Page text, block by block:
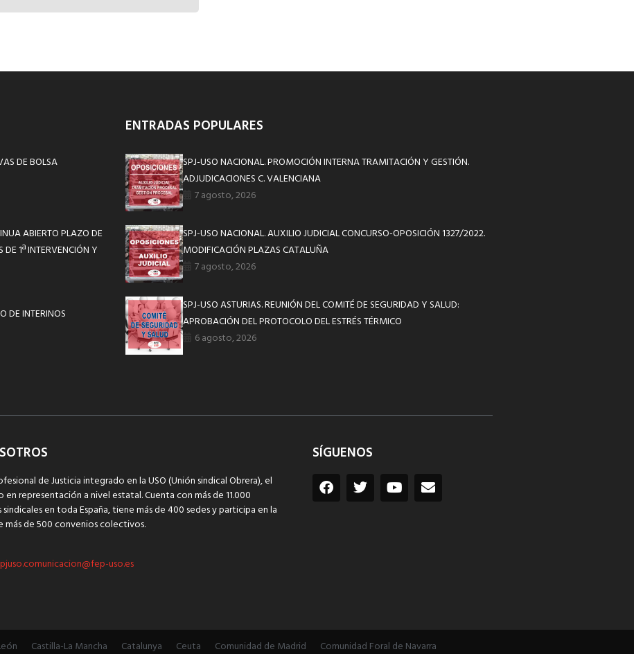
DE BOLSA
ABIERTO PLAZO DE
1ª INTERVENCIÓN Y
DE INTERINOS
ENTRADAS POPULARES
SPJ-USO NACIONAL. PROMOCIÓN INTERNA TRAMITACIÓN Y GESTIÓN.
ADJUDICACIONES C. VALENCIANA
7 agosto, 2026
SPJ-USO NACIONAL. AUXILIO JUDICIAL CONCURSO-OPOSICIÓN 1327/2022.
MODIFICACIÓN PLAZAS CATALUÑA
7 agosto, 2026
SPJ-USO ASTURIAS. REUNIÓN DEL COMITÉ DE SEGURIDAD Y SALUD:
APROBACIÓN DEL PROTOCOLO DEL ESTRÉS TÉRMICO
6 agosto, 2026
de Justicia integrado en la USO (Unión sindical Obrera), el
representación a nivel estatal. Cuenta con más de 11.000
en toda España, tiene más de 400 sedes y participa en la
más de 500 convenios colectivos.
uso.es
SÍGUENOS
Castilla-La Mancha Catalunya Ceuta Comunidad de Madrid Comunidad Foral de Navarra